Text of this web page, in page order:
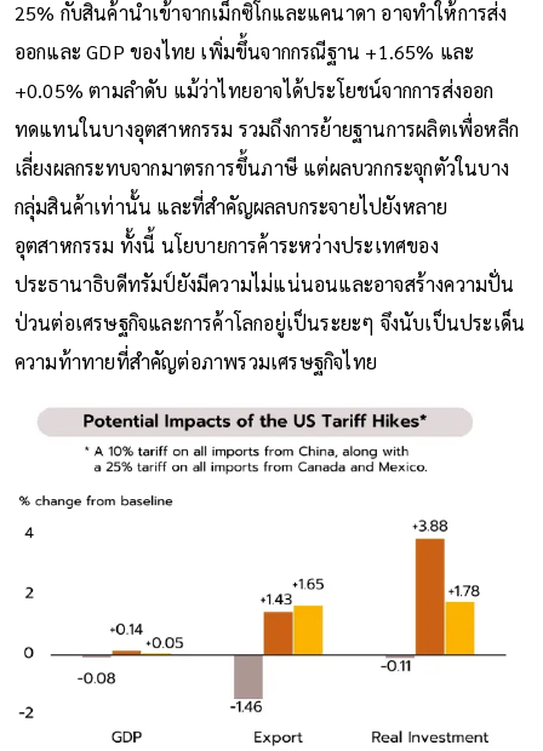
25% กับสินค้านำเข้าจากเม็กซิโกและแคนาดา อาจทำให้การส่ง
ออกและ GDP ของไทย เพิ่มขึ้นจากกรณีฐาน +1.65% และ
+0.05% ตามลำดับ แม้ว่าไทยอาจได้ประโยชน์จากการส่งออก
ทดแทนในบางอุตสาหกรรม รวมถึงการย้ายฐานการผลิตเพื่อหลีก
เลี่ยงผลกระทบจากมาตรการขึ้นภาษี แต่ผลบวกกระจุกตัวในบาง
กลุ่มสินค้าเท่านั้น และที่สำคัญผลลบกระจายไปยังหลาย
อุตสาหกรรม ทั้งนี้ นโยบายการค้าระหว่างประเทศของ
ประธานาธิบดีทรัมป์ยังมีความไม่แน่นอนและอาจสร้างความปั่น
ป่วนต่อเศรษฐกิจและการค้าโลกอยู่เป็นระยะๆ จึงนับเป็นประเด็น
ความท้าทายที่สำคัญต่อภาพรวมเศรษฐกิจไทย